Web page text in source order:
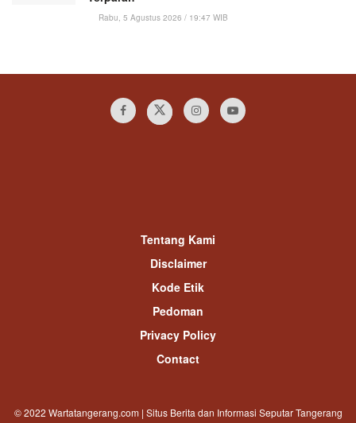
Rabu, 5 Agustus 2026 / 19:47 WIB
Tentang Kami
Disclaimer
Kode Etik
Pedoman
Privacy Policy
Contact
© 2022 Wartatangerang.com | Situs Berita dan Informasi Seputar Tangerang